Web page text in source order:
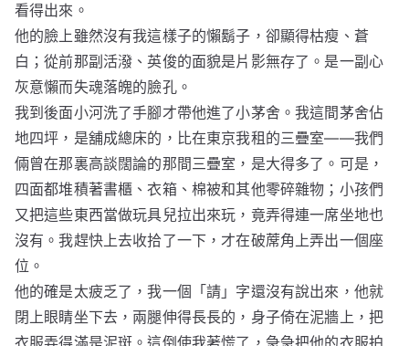
看得出來。
他的臉上雖然沒有我這樣子的懶鬍子，卻顯得枯瘦、蒼
白；從前那副活潑、英俊的面貌是片影無存了。是一副心
灰意懶而失魂落魄的臉孔。
我到後面小河洗了手腳才帶他進了小茅舍。我這間茅舍佔
地四坪，是舖成總床的，比在東京我租的三疊室——我們
倆曾在那裏高談闊論的那間三疊室，是大得多了。可是，
四面都堆積著書櫃、衣箱、棉被和其他零碎雜物；小孩們
又把這些東西當做玩具兒拉出來玩，竟弄得連一席坐地也
沒有。我趕快上去收拾了一下，才在破蓆角上弄出一個座
位。
他的確是太疲乏了，我一個「請」字還沒有說出來，他就
閉上眼睛坐下去，兩腿伸得長長的，身子倚在泥牆上，把
衣服弄得滿是泥斑。這倒使我著慌了，急急把他的衣服拍